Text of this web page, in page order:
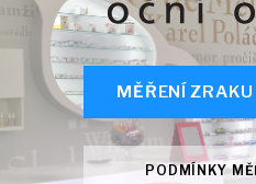
MĚŘENÍ
PODMÍNKY